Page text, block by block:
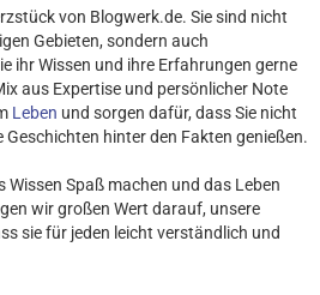
von Blogwerk.de. Sie sind nicht
Gebieten, sondern auch
ihr Wissen und ihre Erfahrungen gerne
aus Expertise und persönlicher Note
Leben und sorgen dafür, dass Sie nicht
Geschichten hinter den Fakten genießen.
Spaß machen und das Leben
wir großen Wert darauf, unsere
sie für jeden leicht verständlich und